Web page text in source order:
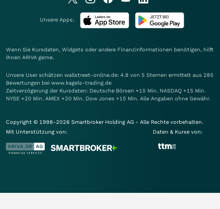
Unsere Apps:
Wenn Sie Kursdaten, Widgets oder andere Finanzinformationen benötigen, hilft
Ihnen ARIVA gerne.
Unsere User schätzen wallstreet-online.de: 4.8 von 5 Sternen ermittelt aus 285
Bewertungen bei www.kagels-trading.de
Zeitverzögerung der Kursdaten: Deutsche Börsen +15 Min. NASDAQ +15 Min.
NYSE +20 Min. AMEX +20 Min. Dow Jones +15 Min. Alle Angaben ohne Gewähr.
Copyright © 1998-2026 Smartbroker Holding AG - Alle Rechte vorbehalten.
Mit Unterstützung von:
Daten & Kurse von: